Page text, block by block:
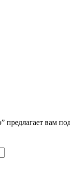
вам